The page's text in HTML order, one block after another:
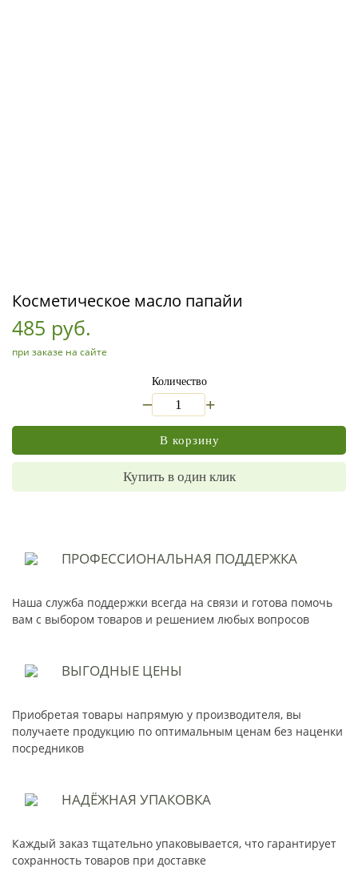
Косметическое масло папайи
485 руб.
при заказе на сайте
Количество
+
В корзину
Купить в один клик
ПРОФЕССИОНАЛЬНАЯ ПОДДЕРЖКА
Наша служба поддержки всегда на связи и готова помочь
вам с выбором товаров и решением любых вопросов
ВЫГОДНЫЕ ЦЕНЫ
Приобретая товары напрямую у производителя, вы
получаете продукцию по оптимальным ценам без наценки
посредников
НАДЁЖНАЯ УПАКОВКА
Каждый заказ тщательно упаковывается, что гарантирует
сохранность товаров при доставке